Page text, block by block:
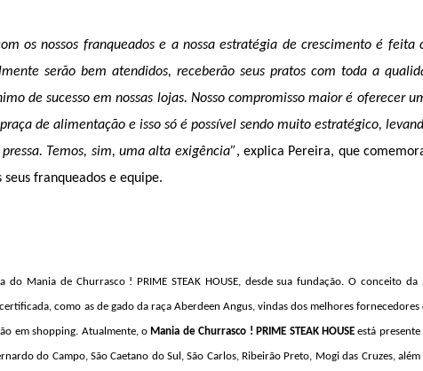
os nossos franqueados e a nossa estratégia de crescimento é feita
serão bem atendidos, receberão seus pratos com toda a
de sucesso em nossas lojas. Nosso compromisso maior é oferecer
de alimentação e isso só é possível sendo muito estratégico,
Temos, sim, uma alta exigência”, explica Pereira, que
franqueados e equipe.
Mania de Churrasco ! PRIME STEAK HOUSE, desde sua fundação. O conceito
como as de gado da raça Aberdeen Angus, vindas dos melhores fornecedores
em shopping. Atualmente, o Mania de Churrasco ! PRIME STEAK HOUSEestá presente
do Campo, São Caetano do Sul, São Carlos, Ribeirão Preto, Mogi das Cruzes,